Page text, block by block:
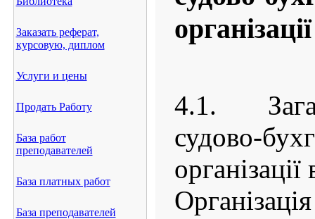
Заказать реферат,
курсовую, диплом
Услуги и цены
Продать Работу
База работ
преподавателей
База платных работ
База преподавателей
4.1.
судово-
організації